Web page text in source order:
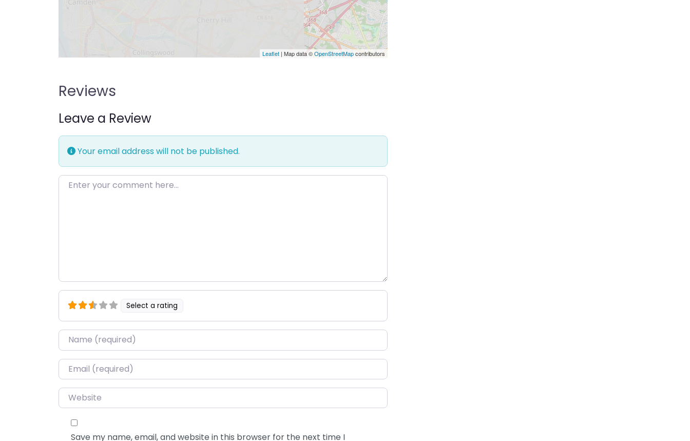
Leaflet | Map data ©OpenStreetMapcontributors
Reviews
Leave a Review
Your email address will not be published.
Enter your comment here…
Select a rating
Name*
Email*
Website
Save my name, email, and website in this browser for the next time I